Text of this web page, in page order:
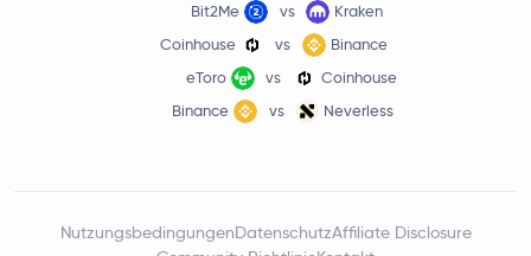
Bit2Me
vs
Kraken
Coinhouse
vs
Binance
eToro
vs
Coinhouse
Binance
vs Neverless
NutzungsbedingungenDatenschutzAffiliate Disclosure